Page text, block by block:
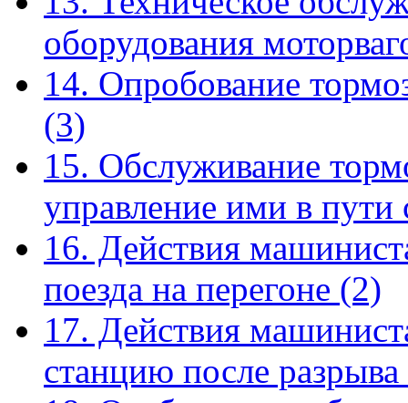
оборудования
14. Опробование
(3)
15. Обслуживание
управление ими в пути
16. Действия
поезда на перегоне (2)
17. Действия
станцию после разрыва